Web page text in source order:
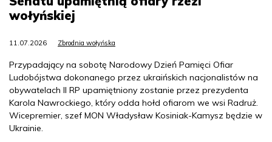
wołyńskiej
11.07.2026 Zbrodnia wołyńska
Przypadający na sobotę Narodowy Dzień Pamięci Ofiar
Ludobójstwa dokonanego przez ukraińskich nacjonalistów na
obywatelach II RP upamiętniony zostanie przez prezydenta
Karola Nawrockiego, który odda hołd ofiarom we wsi Radruż.
Wicepremier, szef MON Władysław Kosiniak-Kamysz będzie w
Ukrainie.